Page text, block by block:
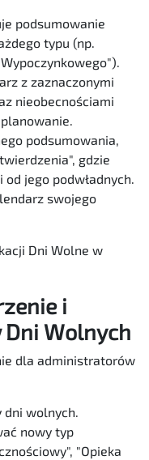
podsumowanie
typu (np.
z zaznaczonymi
nieobecnościami
planowanie.
podsumowania,
gdzie
jego podwładnych.
swojego
Dni Wolne w
i
Wolnych
dla administratorów
dni wolnych.
nowy typ
"Opieka